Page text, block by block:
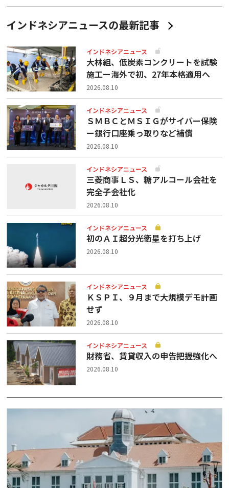
インドネシアニュースの最新記事
インドネシアニュース
大林組、低炭素コンクリートを試験
施工ー海外で初、27年本格適用へ
2026.08.10
インドネシアニュース
ＳＭＢＣとＭＳＩＧがサイバー保険
ー銀行口座乗っ取りなど補償
2026.08.10
インドネシアニュース
三菱商事ＬＳ、糖アルコール会社を
完全子会社化
2026.08.10
インドネシアニュース
初のＡＩ超分光衛星を打ち上げ
2026.08.10
インドネシアニュース
ＫＳＰＩ、９月まで大規模デモ計画
せず
2026.08.10
インドネシアニュース
財務省、賃貸収入の申告把握強化へ
2026.08.10